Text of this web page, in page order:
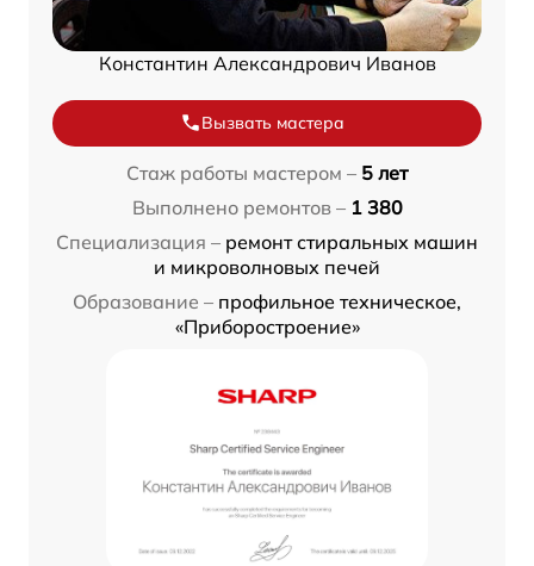
Константин Александрович Иванов
Вызвать мастера
Стаж работы мастером – 5 лет
Выполнено ремонтов – 1 380
Специализация – ремонт стиральных машин
и микроволновых печей
Образование – профильное техническое,
«Приборостроение»